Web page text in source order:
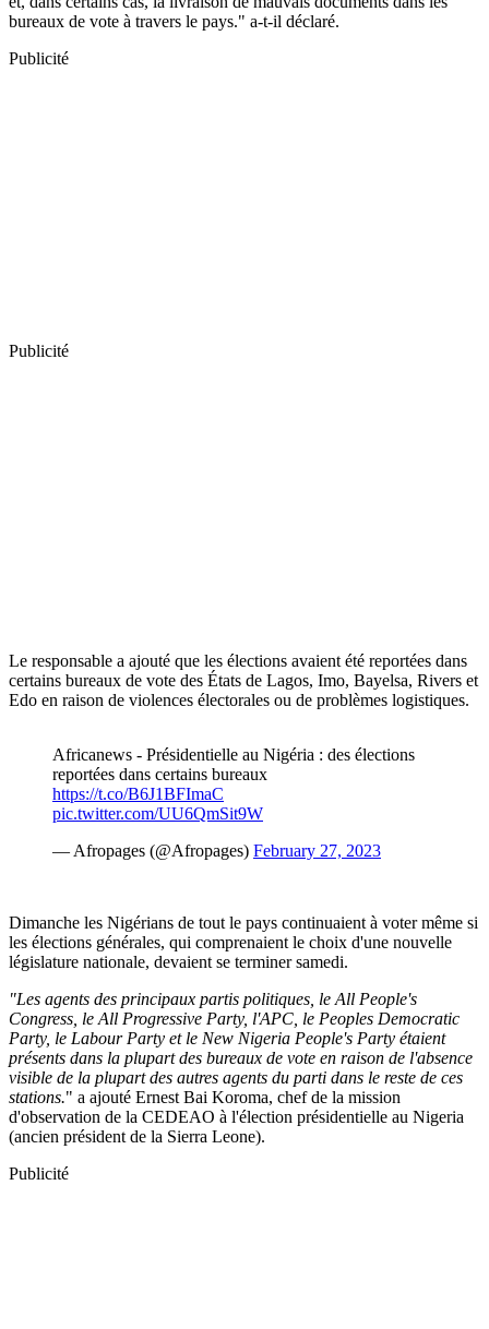
bureaux de vote à travers le pays." a-t-il déclaré.
Publicité
Publicité
Le responsable a ajouté que les élections avaient été reportées dans
certains bureaux de vote des États de Lagos, Imo, Bayelsa, Rivers et
Edo en raison de violences électorales ou de problèmes logistiques.
Dimanche les Nigérians de tout le pays continuaient à voter même si
les élections générales, qui comprenaient le choix d'une nouvelle
législature nationale, devaient se terminer samedi.
"Les agents des principaux partis politiques, le All People's
Congress, le All Progressive Party, l'APC, le Peoples Democratic
Party, le Labour Party et le New Nigeria People's Party étaient
présents dans la plupart des bureaux de vote en raison de l'absence
visible de la plupart des autres agents du parti dans le reste de ces
stations." a ajouté Ernest Bai Koroma, chef de la mission
d'observation de la CEDEAO à l'élection présidentielle au Nigeria
(ancien président de la Sierra Leone).
Publicité